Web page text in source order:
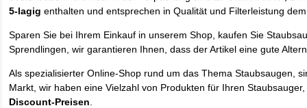
5-lagig enthalten und entsprechen in Qualität und Filterleistung
Sparen Sie bei Ihrem Einkauf in unserem Shop, kaufen Sie
Sprendlingen, wir garantieren Ihnen, dass der Artikel eine gute
Als spezialisierter Online-Shop rund um das Thema Staubsaugen,
Markt, wir haben eine Vielzahl von Produkten für Ihren
Discount-Preisen